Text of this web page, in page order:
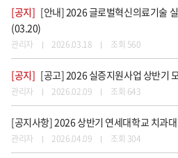
[공지] [안내] 2026 글로벌혁신의료기술
(03.20)
관리자 2026.03.18 조회 560
[공지] [공고] 2026 실증지원사업 상반기
관리자 2026.02.09 조회 643
[공지사항] 2026 상반기 연세대학교 치과
관리자 2026.04.09 조회 304